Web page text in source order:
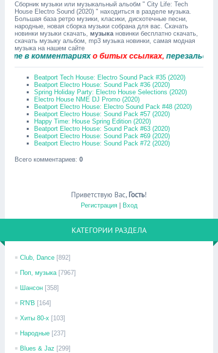
Сборник музыки или музыкальный альобм " City Life: Tech
House Electro Sound (2020) " находиться в разделе музыка.
Большая база ретро музики, класики, дискотечные песни,
народные, новая сборка музыки собрана для вас. Скачать
новинки музыки скачать, музыкановинки бесплатно скачать,
скачать музыку альбом, mp3 музыка новинки, самая модная
музыка на нашем сайте
в комментарияхо битых ссылках,перезальём
Beatport Tech House: Electro Sound Pack #35 (2020)
Beatport Electro House: Sound Pack #36 (2020)
Spring Holiday Party: Electro House Selections (2020)
Electro House NME DJ Promo (2020)
Beatport Electro House: Electro Sound Pack #48 (2020)
Beatport Electro House: Sound Pack #57 (2020)
Happy Time: House Spring Edition (2020)
Beatport Electro House: Sound Pack #63 (2020)
Beatport Electro House: Sound Pack #69 (2020)
Beatport Electro House: Sound Pack #72 (2020)
Всего комментариев: 0
Приветствую Вас, Гость!
Регистрация| Вход
КАТЕГОРИИ РАЗДЕЛА
Club, Dance [892]
Поп, музыка [7967]
Шансон [358]
R'N'B [164]
Хиты 80-х [103]
Народные [237]
Blues & Jaz [299]